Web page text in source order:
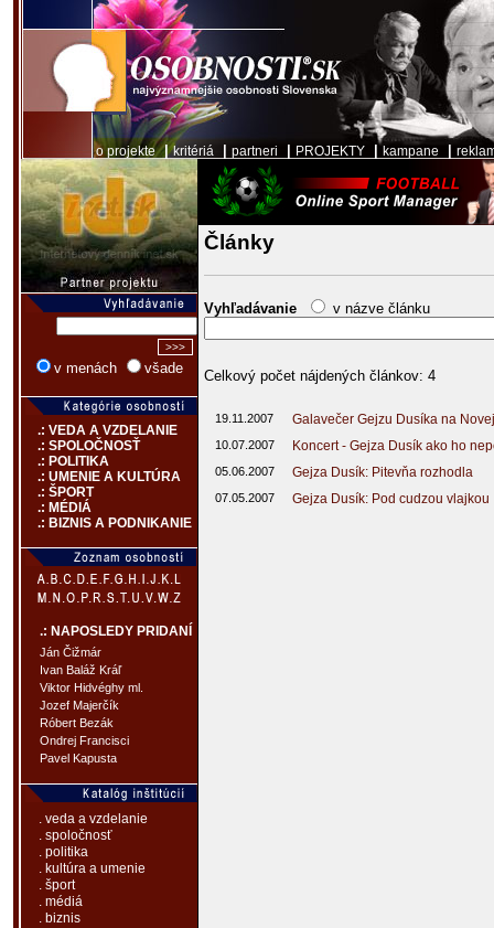
o projekte|kritériá partneri PROJEKTY kampane
v menách všade
.: VEDA A VZDELANIE
.: SPOLOČNOSŤ
.: POLITIKA
.: UMENIE A KULTÚRA
.: ŠPORT
.: MÉDIÁ
.: BIZNIS A PODNIKANIE
.: NAPOSLEDY PRIDANÍ
Ján Čižmár
Ivan Baláž Kráľ
Viktor Hidvéghy ml.
Jozef Majerčík
Róbert Bezák
Ondrej Francisci
Pavel Kapusta
. veda a vzdelanie
. spoločnosť
. politika
. kultúra a umenie
. šport
. médiá
. biznis
Články
Vyhľadávanie v názve článku
Celkový počet nájdených článkov: 4
19.11.2007 Galavečer Gejzu Dusíka na
10.07.2007 Koncert - Gejza Dusík ako ho
05.06.2007 Gejza Dusík: Pitevňa rozhodla
07.05.2007 Gejza Dusík: Pod cudzou vlajkou